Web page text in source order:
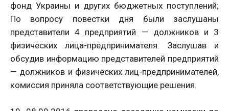
фонд Украины и других бюджетных поступлений;
По вопросу повестки дня были заслушаны
представители 4 предприятий — должников и 3
физических лица-предпринимателя. Заслушав и
обсудив информацию представителей предприятий
— должников и физических лиц-предпринимателей,
комиссия приняла соответствующие решения.